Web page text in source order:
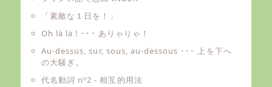
「素敵な１日を！」
Oh là là ! ･･･ ありゃりゃ！
Au-dessus, sur, sous, au-dessous ･･･ 上を下へ
の大騒ぎ。
代名動詞 nº2 - 相互的用法